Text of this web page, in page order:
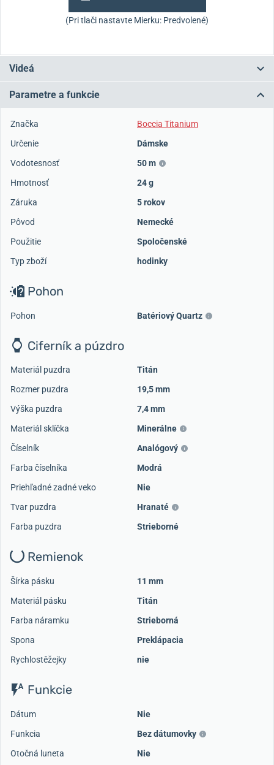
(Pri tlači nastavte Mierku: Predvolené)
Videá
Parametre a funkcie
Značka
Boccia Titanium
Určenie
Dámske
Vodotesnosť
50 m
Hmotnosť
24 g
Záruka
5 rokov
Pôvod
Nemecké
Použitie
Spoločenské
Typ zboží
hodinky
Pohon
Pohon Batériový Quartz
Ciferník a púzdro
Materiál puzdra
Titán
Rozmer puzdra
19,5 mm
Výška puzdra
7,4 mm
Materiál sklíčka
Minerálne
Číselník
Analógový
Farba číselníka
Modrá
Priehľadné zadné veko
Nie
Tvar puzdra
Hranaté
Farba puzdra
Strieborné
Remienok
Šírka pásku
11 mm
Materiál pásku
Titán
Farba náramku
Strieborná
Spona
Preklápacia
Rychlostěžejky
nie
Funkcie
Dátum
Nie
Funkcia
Bez dátumovky
Otočná luneta
Nie